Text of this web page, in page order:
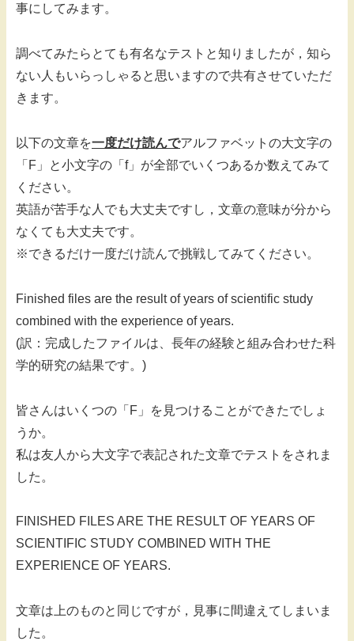
事にしてみます。
調べてみたらとても有名なテストと知りましたが，知ら
ない人もいらっしゃると思いますので共有させていただ
きます。
以下の文章を一度だけ読んでアルファベットの大文字の
「F」と小文字の「f」が全部でいくつあるか数えてみて
ください。
英語が苦手な人でも大丈夫ですし，文章の意味が分から
なくても大丈夫です。
※できるだけ一度だけ読んで挑戦してみてください。
Finished files are the result of years of scientific study
combined with the experience of years.
(訳：完成したファイルは、長年の経験と組み合わせた科
学的研究の結果です。)
皆さんはいくつの「F」を見つけることができたでしょ
うか。
私は友人から大文字で表記された文章でテストをされま
した。
FINISHED FILES ARE THE RESULT OF YEARS OF
SCIENTIFIC STUDY COMBINED WITH THE
EXPERIENCE OF YEARS.
文章は上のものと同じですが，見事に間違えてしまいま
した。